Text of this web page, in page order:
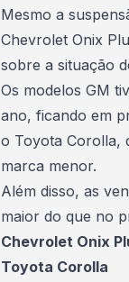
Mesmo a
Chevrolet Onix
sobre a situação
Os modelos GM
ano, ficando em
o Toyota Corolla,
marca menor.
Além disso, as
maior do que no
Chevrolet Onix
Toyota Corolla